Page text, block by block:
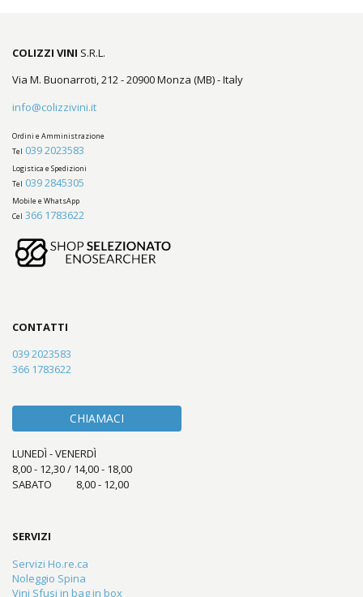
COLIZZI VINI S.R.L.
Via M. Buonarroti, 212 - 20900 Monza (MB) - Italy
info@colizzivini.it
Ordini e Amministrazione
Tel 039 2023583
Logistica e Spedizioni
Tel 039 2845305
Mobile e WhatsApp
Cel 366 1783622
CONTATTI
039 2023583
366 1783622
CHIAMACI
LUNEDÌ - VENERDÌ
8,00 - 12,30 / 14,00 - 18,00
SABATO 8,00 - 12,00
SERVIZI
Servizi Ho.re.ca
Noleggio Spina
Vini Sfusi in bag in box